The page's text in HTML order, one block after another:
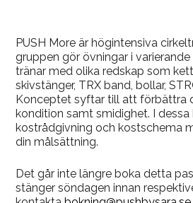
PUSH More är högintensiva
gruppen gör övningar i
tränar med olika redskap som
skivstänger, TRX band, bollar,
Konceptet syftar till att förbättra
kondition samt smidighet. I
kostrådgivning och kostschema
din målsättning.
Det går inte längre boka detta
stänger söndagen innan